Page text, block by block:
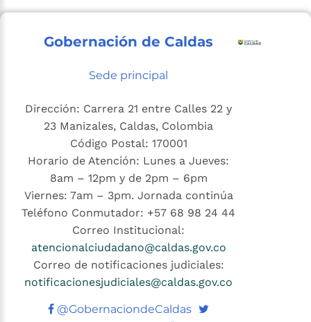
Gobernación de Caldas
Sede principal
Dirección: Carrera 21 entre Calles 22 y
23 Manizales, Caldas, Colombia
Código Postal: 170001
Horario de Atención: Lunes a Jueves:
8am – 12pm y de 2pm – 6pm
Viernes: 7am – 3pm. Jornada continúa
Teléfono Conmutador: +57 68 98 24 44
Correo Institucional:
atencionalciudadano@caldas.gov.co
Correo de notificaciones judiciales:
notificacionesjudiciales@caldas.gov.co
@GobernaciondeCaldas Twitter